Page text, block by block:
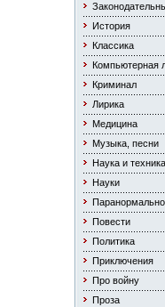
История
Классика
Компьютерная
Криминал
Лирика
Медицина
Музыка, песни
Наука и техника
Науки
Повести
Политика
Приключения
Про войну
Проза